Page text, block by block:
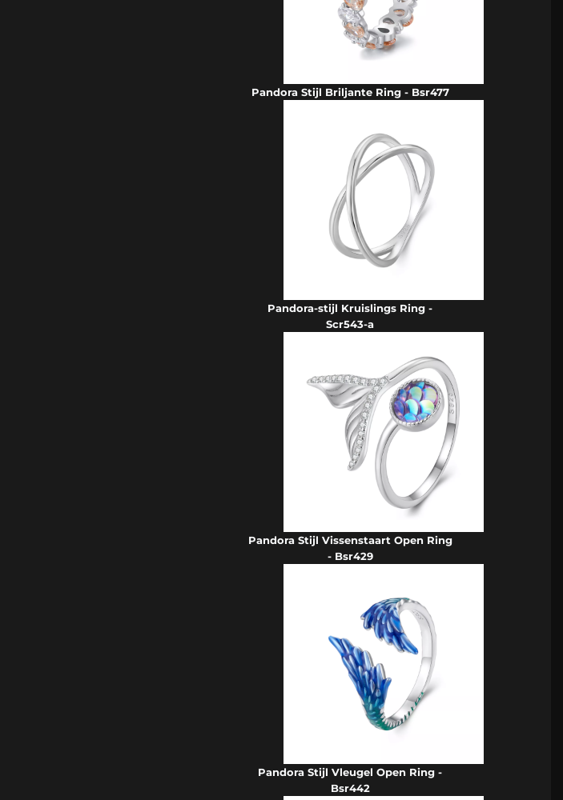
Pandora Stijl Briljante Ring - Bsr477
Pandora-stijl Kruislings Ring -
Scr543-a
Pandora Stijl Vissenstaart Open Ring
- Bsr429
Pandora Stijl Vleugel Open Ring -
Bsr442